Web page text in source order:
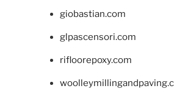
giobastian.com
glpascensori.com
rifloorepoxy.com